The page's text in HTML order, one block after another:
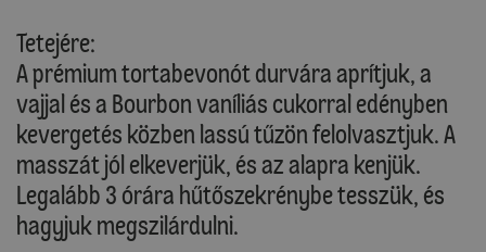
Tetejére:
A prémium tortabevonót durvára aprítjuk, a
vajjal és a Bourbon vaníliás cukorral edényben
kevergetés közben lassú tűzön felolvasztjuk. A
masszát jól elkeverjük, és az alapra kenjük.
Legalább 3 órára hűtőszekrénybe tesszük, és
hagyjuk megszilárdulni.